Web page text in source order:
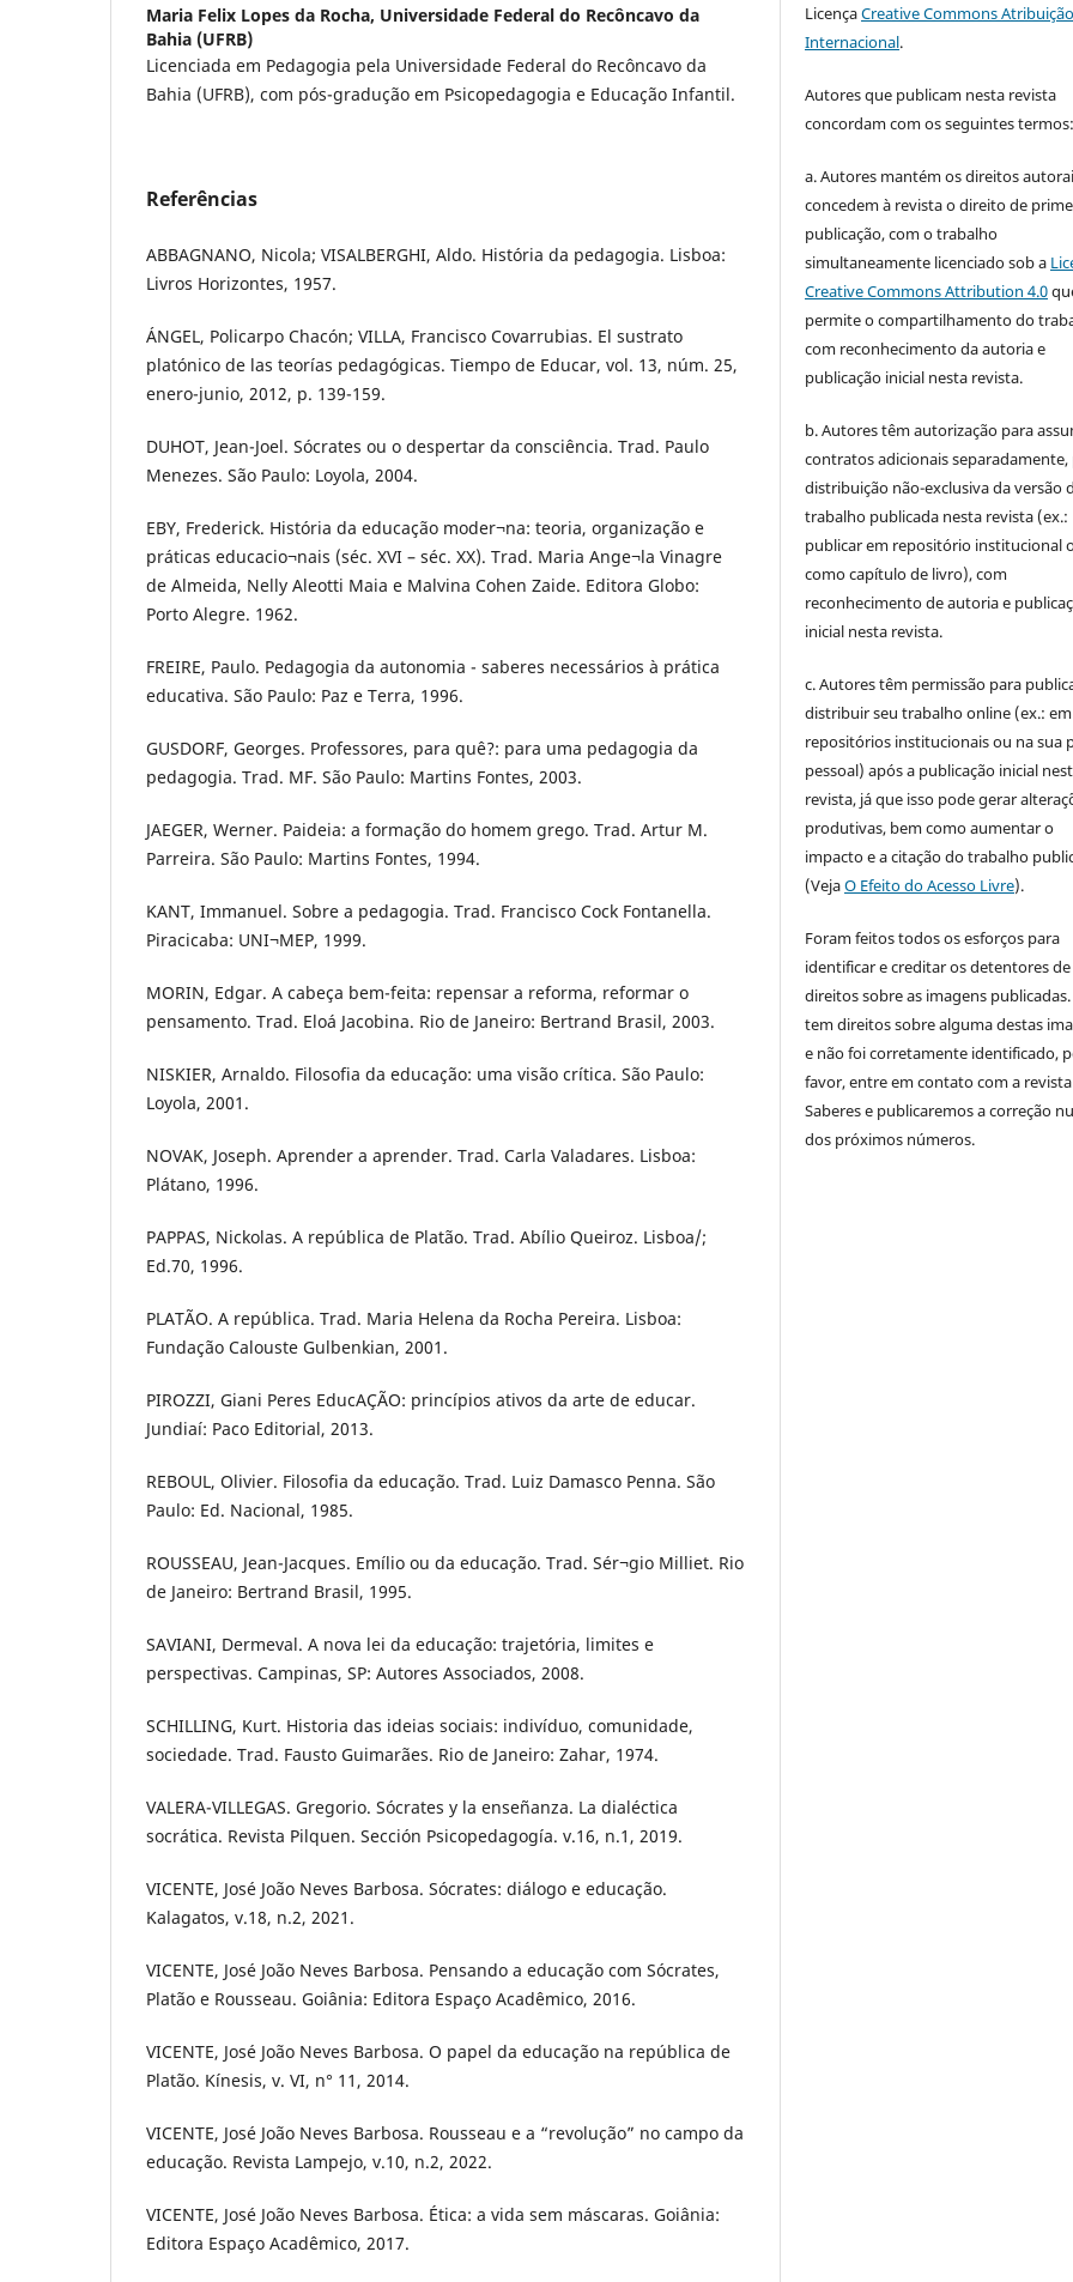
Maria Felix Lopes da Rocha, Universidade Federal do Recôncavo da
Bahia (UFRB)
Licenciada em Pedagogia pela Universidade Federal do Recôncavo da
Bahia (UFRB), com pós-gradução em Psicopedagogia e Educação Infantil.
Referências
ABBAGNANO, Nicola; VISALBERGHI, Aldo. História da pedagogia. Lisboa:
Livros Horizontes, 1957.
ÁNGEL, Policarpo Chacón; VILLA, Francisco Covarrubias. El sustrato
platónico de las teorías pedagógicas. Tiempo de Educar, vol. 13, núm. 25,
enero-junio, 2012, p. 139-159.
DUHOT, Jean-Joel. Sócrates ou o despertar da consciência. Trad. Paulo
Menezes. São Paulo: Loyola, 2004.
EBY, Frederick. História da educação moder¬na: teoria, organização e
práticas educacio¬nais (séc. XVI – séc. XX). Trad. Maria Ange¬la Vinagre
de Almeida, Nelly Aleotti Maia e Malvina Cohen Zaide. Editora Globo:
Porto Alegre. 1962.
FREIRE, Paulo. Pedagogia da autonomia - saberes necessários à prática
educativa. São Paulo: Paz e Terra, 1996.
GUSDORF, Georges. Professores, para quê?: para uma pedagogia da
pedagogia. Trad. MF. São Paulo: Martins Fontes, 2003.
JAEGER, Werner. Paideia: a formação do homem grego. Trad. Artur M.
Parreira. São Paulo: Martins Fontes, 1994.
KANT, Immanuel. Sobre a pedagogia. Trad. Francisco Cock Fontanella.
Piracicaba: UNI¬MEP, 1999.
MORIN, Edgar. A cabeça bem-feita: repensar a reforma, reformar o
pensamento. Trad. Eloá Jacobina. Rio de Janeiro: Bertrand Brasil, 2003.
NISKIER, Arnaldo. Filosofia da educação: uma visão crítica. São Paulo:
Loyola, 2001.
NOVAK, Joseph. Aprender a aprender. Trad. Carla Valadares. Lisboa:
Plátano, 1996.
PAPPAS, Nickolas. A república de Platão. Trad. Abílio Queiroz. Lisboa/;
Ed.70, 1996.
PLATÃO. A república. Trad. Maria Helena da Rocha Pereira. Lisboa:
Fundação Calouste Gulbenkian, 2001.
PIROZZI, Giani Peres EducAÇÃO: princípios ativos da arte de educar.
Jundiaí: Paco Editorial, 2013.
REBOUL, Olivier. Filosofia da educação. Trad. Luiz Damasco Penna. São
Paulo: Ed. Nacional, 1985.
ROUSSEAU, Jean-Jacques. Emílio ou da educação. Trad. Sér¬gio Milliet. Rio
de Janeiro: Bertrand Brasil, 1995.
SAVIANI, Dermeval. A nova lei da educação: trajetória, limites e
perspectivas. Campinas, SP: Autores Associados, 2008.
SCHILLING, Kurt. Historia das ideias sociais: indivíduo, comunidade,
sociedade. Trad. Fausto Guimarães. Rio de Janeiro: Zahar, 1974.
VALERA-VILLEGAS. Gregorio. Sócrates y la enseñanza. La dialéctica
socrática. Revista Pilquen. Sección Psicopedagogía. v.16, n.1, 2019.
VICENTE, José João Neves Barbosa. Sócrates: diálogo e educação.
Kalagatos, v.18, n.2, 2021.
VICENTE, José João Neves Barbosa. Pensando a educação com Sócrates,
Platão e Rousseau. Goiânia: Editora Espaço Acadêmico, 2016.
VICENTE, José João Neves Barbosa. O papel da educação na república de
Platão. Kínesis, v. VI, n° 11, 2014.
VICENTE, José João Neves Barbosa. Rousseau e a “revolução” no campo da
educação. Revista Lampejo, v.10, n.2, 2022.
VICENTE, José João Neves Barbosa. Ética: a vida sem máscaras. Goiânia:
Editora Espaço Acadêmico, 2017.
LicençaCreative Commons
Internacional.
Autores que publicam nesta revista
concordam com os seguintes termos:
a. Autores mantém os direitos
concedem à revista o direito de
publicação, com o trabalho
simultaneamente licenciado sob a
Creative Commons Attribution 4.0
permite o compartilhamento do
com reconhecimento da autoria e
publicação inicial nesta revista.
b. Autores têm autorização para
contratos adicionais separadamente,
distribuição não-exclusiva da versão
trabalho publicada nesta revista (ex.:
publicar em repositório institucional
como capítulo de livro), com
reconhecimento de autoria e
inicial nesta revista.
c. Autores têm permissão para
distribuir seu trabalho online (ex.: em
repositórios institucionais ou na sua
pessoal) após a publicação inicial
revista, já que isso pode gerar
produtivas, bem como aumentar o
impacto e a citação do trabalho
(VejaO Efeito do Acesso Livre).
Foram feitos todos os esforços para
identificar e creditar os detentores de
direitos sobre as imagens publicadas.
tem direitos sobre alguma destas
e não foi corretamente identificado,
favor, entre em contato com a revista
Saberes e publicaremos a correção
dos próximos números.